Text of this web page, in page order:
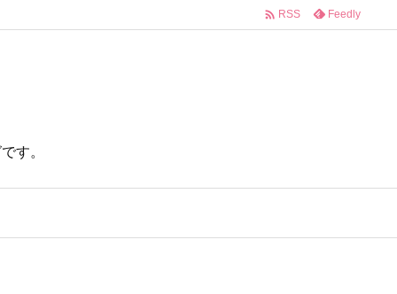
す。
 RSS Feedly